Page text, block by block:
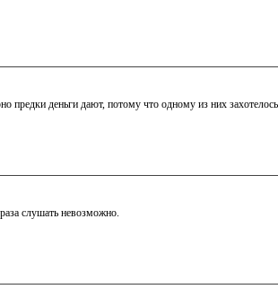
предки деньги дают, потому что одному из них
слушать невозможно.